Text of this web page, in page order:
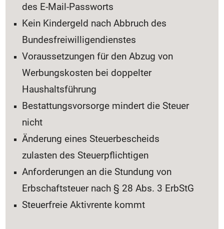
des E-Mail-Passworts
Kein Kindergeld nach Abbruch des
Bundesfreiwilligendienstes
Voraussetzungen für den Abzug von
Werbungskosten bei doppelter
Haushaltsführung
Bestattungsvorsorge mindert die Steuer
nicht
Änderung eines Steuerbescheids
zulasten des Steuerpflichtigen
Anforderungen an die Stundung von
Erbschaftsteuer nach § 28 Abs. 3 ErbStG
Steuerfreie Aktivrente kommt